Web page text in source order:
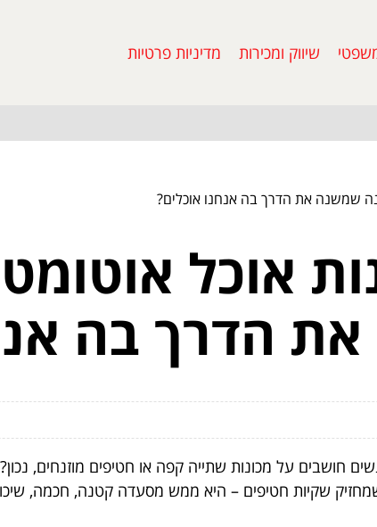
שיווק ומכירות מדיניות פרטיות
שמשנה את הדרך בה אנחנו אוכלים?
אוכל
הדרך בה
חושבים על מכונות שתייה קפה או חטיפים מוזנחים,
שקיות חטיפים – היא ממש מסעדה קטנה, חכמה,